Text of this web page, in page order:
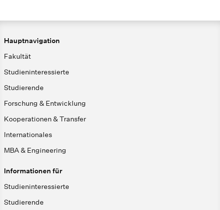
Hauptnavigation
Fakultät
Studieninteressierte
Studierende
Forschung & Entwicklung
Kooperationen & Transfer
Internationales
MBA & Engineering
Informationen für
Studieninteressierte
Studierende